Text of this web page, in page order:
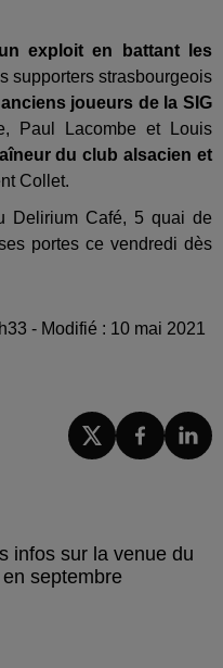
un exploit en battant les
supporters strasbourgeois
joueurs de la SIG
Paul Lacombe et Louis
du club alsacien et
Collet.
Delirium Café, 5 quai de
portes ce vendredi dès
- Modifié : 10 mai 2021
infos sur la venue du
septembre